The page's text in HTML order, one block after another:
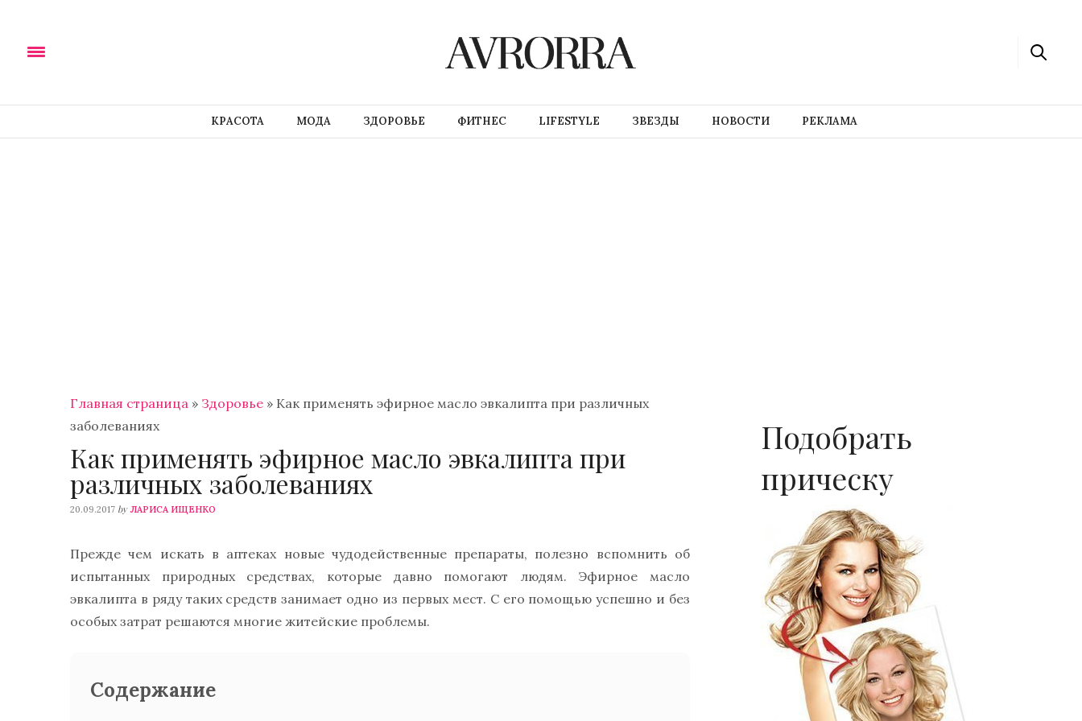
КРАСОТА МОДА ЗДОРОВЬЕ ФИТНЕС LIFESTYLE ЗВЕЗДЫ НОВОСТИ РЕКЛАМА
Главная страница » Здоровье » Как применять эфирное масло эвкалипта при различных
заболеваниях
Как применять эфирное масло эвкалипта при
различных заболеваниях
20.09.2017 by ЛАРИСА ИЩЕНКО
Прежде чем искать в аптеках новые чудодейственные препараты, полезно вспомнить об
испытанных природных средствах, которые давно помогают людям. Эфирное масло
эвкалипта в ряду таких средств занимает одно из первых мест. С его помощью успешно и без
особых затрат решаются многие житейские проблемы.
Содержание
Подобрать
прическу